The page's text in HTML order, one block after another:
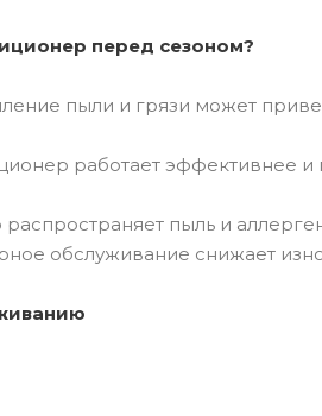
перед сезоном?
пыли и грязи может
работает эффективнее и
распространяет пыль и
обслуживание снижает